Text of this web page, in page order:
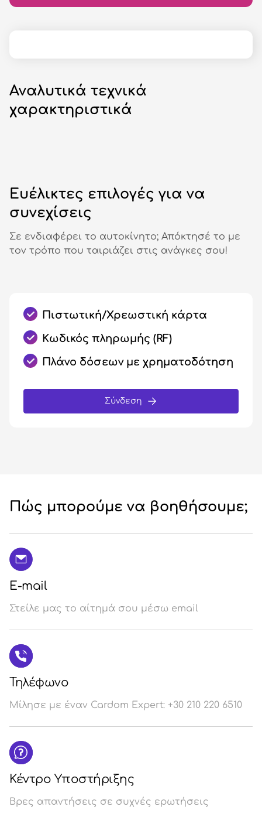
Αναλυτικά τεχνικά
χαρακτηριστικά
Ευέλικτες επιλογές για να
συνεχίσεις
Σε ενδιαφέρει το αυτοκίνητο; Απόκτησέ το με
τον τρόπο που ταιριάζει στις ανάγκες σου!
Πιστωτική/Χρεωστική κάρτα
Κωδικός πληρωμής (RF)
Πλάνο δόσεων με χρηματοδότηση
Σύνδεση
Πώς μπορούμε να βοηθήσουμε;
E-mail
Στείλε μας το αίτημά σου μέσω email
Τηλέφωνο
Μίλησε με έναν Cardom Expert: +30 210 220 6510
Κέντρο Υποστήριξης
Βρες απαντήσεις σε συχνές ερωτήσεις